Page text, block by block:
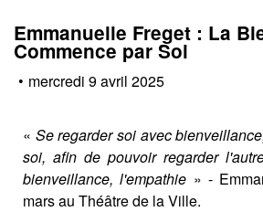
Emmanuelle Freget : La
Commence par Soi
• mercredi 9 avril 2025
« Se regarder soi avec
soi, afin de pouvoir regarder
bienveillance, l'empathie » -
mars au Théâtre de la Ville.